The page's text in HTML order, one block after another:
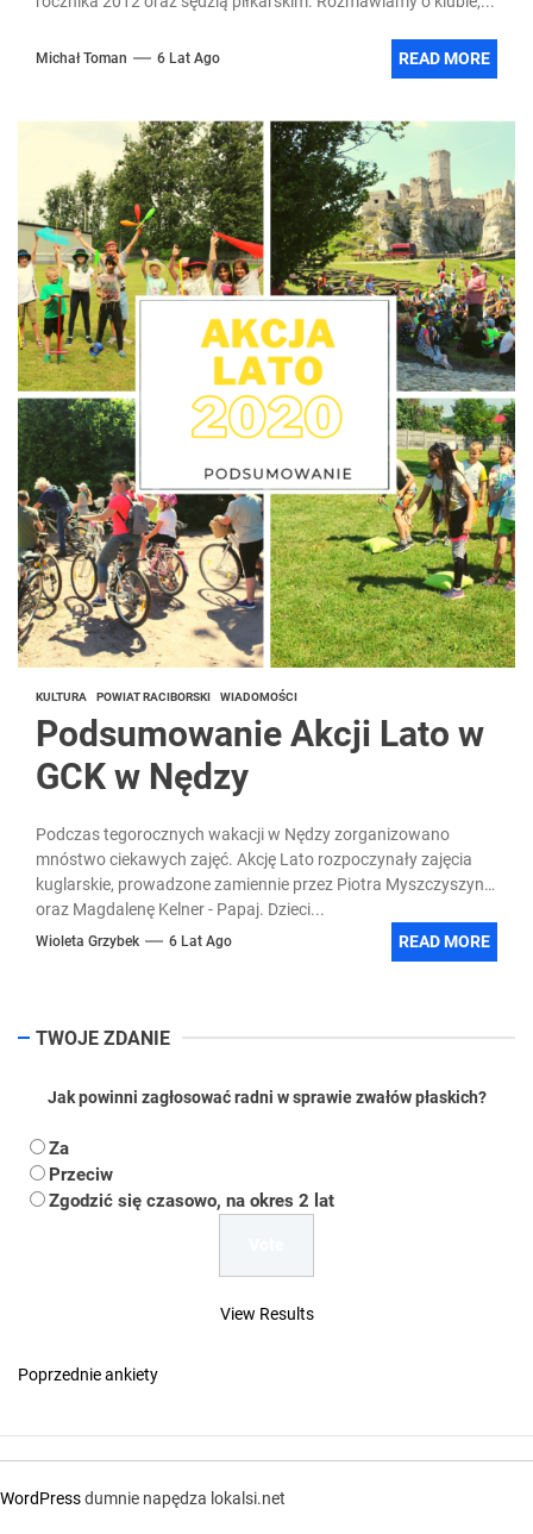
Michał Toman 6 Lat Ago READ MORE
KULTURA POWIAT RACIBORSKI WIADOMOŚCI
Podsumowanie Akcji Lato w
GCK w Nędzy
Podczas tegorocznych wakacji w Nędzy zorganizowano
mnóstwo ciekawych zajęć. Akcję Lato rozpoczynały zajęcia
kuglarskie, prowadzone zamiennie przez Piotra Myszczyszyna
oraz Magdalenę Kelner - Papaj. Dzieci...
Wioleta Grzybek 6 Lat Ago READ MORE
TWOJE ZDANIE
Jak powinni zagłosować radni w sprawie zwałów płaskich?
Za
Przeciw
Zgodzić się czasowo, na okres 2 lat
View Results
Poprzednie ankiety
WordPressdumnie napędza lokalsi.net